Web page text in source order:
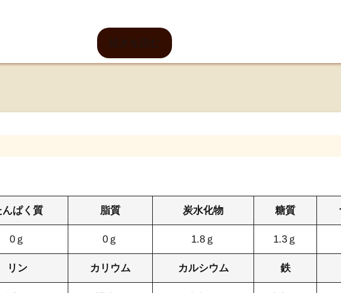
続きを読む
んぱく質 脂質 炭水化物 糖質
0ｇ 0ｇ 1.8ｇ 1.3ｇ
リン カリウム カルシウム 鉄